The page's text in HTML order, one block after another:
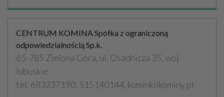
CENTRUM KOMINA Spółka z ograniczoną
odpowiedzialnością Sp.k.
65-785 Zielona Góra, ul. Osadnicza 35, woj.
lubuskie
tel. 683237190, 515140144, kominkiikominy.pl